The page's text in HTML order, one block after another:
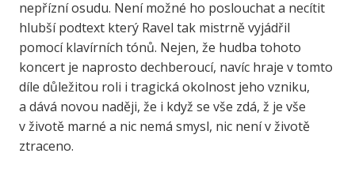
nepřízní osudu. Není možné ho poslouchat a necítit
hlubší podtext který Ravel tak mistrně vyjádřil
pomocí klavírních tónů. Nejen, že hudba tohoto
koncert je naprosto dechberoucí, navíc hraje v tomto
díle důležitou roli i tragická okolnost jeho vzniku,
a dává novou naději, že i když se vše zdá, ž je vše
v životě marné a nic nemá smysl, nic není v životě
ztraceno.